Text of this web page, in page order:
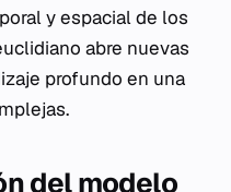
y espacial de los
abre nuevas
profundo en una
del modelo